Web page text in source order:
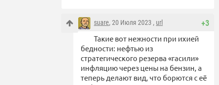
+3
suare, 20 Июля 2023 , url
Такие вот нежности при ихией
бедности: нефтью из
стратегического резерва «гасили»
инфляцию через цены на бензин, а
теперь делают вид, что борются с её